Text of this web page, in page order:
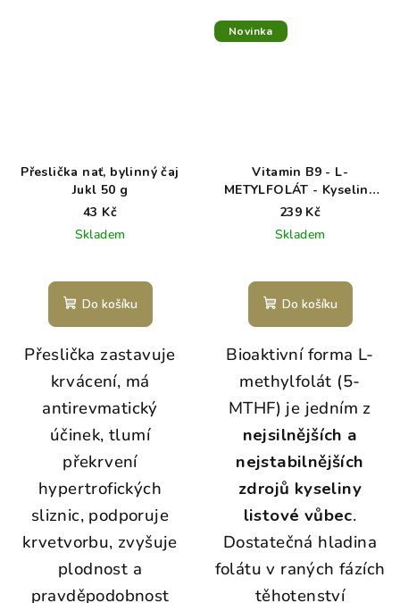
Přeslička nať, bylinný čaj
Jukl 50 g
43 Kč
Skladem
Do košíku
Přeslička zastavuje
krvácení, má
antirevmatický
účinek, tlumí
překrvení
hypertrofických
sliznic, podporuje
krvetvorbu, zvyšuje
plodnost a
pravděpodobnost
Novinka
Vitamin B9 - L-
METYLFOLÁT - Kyselina
listová 60 KS
239 Kč
Skladem
Do košíku
Bioaktivní forma L-
methylfolát (5-
MTHF) je jedním z
nejsilnějších a
nejstabilnějších
zdrojů kyseliny
listové vůbec.
Dostatečná hladina
folátu v raných fázích
těhotenství